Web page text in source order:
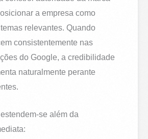
a empresa como
relevantes. Quando
consistentemente nas
do Google, a credibilidade
naturalmente perante
se além da